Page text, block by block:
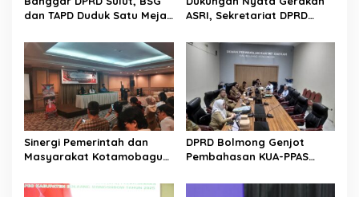
dan TAPD Duduk Satu Meja.
Rp30 Milyar ke BSG
ASRI, Sekretariat DPRD
Jalan Manado – Tomohon
Sinergi Pemerintah dan
Masyarakat Kotamobagu
Golda Pinontoan
DPRD Bolmong Genjot
Pembahasan KUA-PPAS